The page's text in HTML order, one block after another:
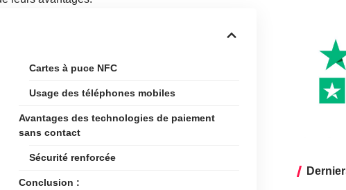
Cartes à puce NFC
Usage des téléphones mobiles
Avantages des technologies de paiement
sans contact
Sécurité renforcée
Conclusion :